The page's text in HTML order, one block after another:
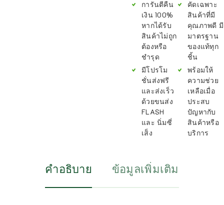
การันตีคืน
เงิน 100%
หากได้รับ
สินค้าไม่ถูก
ต้องหรือ
ชำรุด
มีโปรโม
ชั่นส่งฟรี
และส่งเร็ว
ด้วยขนส่ง
FLASH
และ นิ่มซี่
เส็ง
คัดเฉพาะ
สินค้าที่มี
คุณภาพดี มี
มาตรฐาน
ของแท้ทุก
ชิ้น
พร้อมให้
ความช่วย
เหลือเมื่อ
ประสบ
ปัญหากับ
สินค้าหรือ
บริการ
คำอธิบาย ข้อมูลเพิ่มเติม